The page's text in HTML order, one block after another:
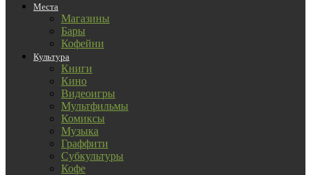
Места
Магазины
Бары
Кофейни
Культура
Книги
Кино
Видеоигры
Мультфильмы
Комиксы
Музыка
Граффити
Субкультуры
Кофе